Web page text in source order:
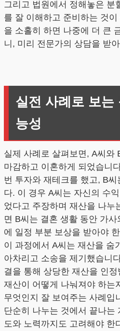
그리고 법원에서 정해놓은 분
를 잘 이해하고 준비하는 것
을 소홀히 하면 나중에 더 큰
니, 미리 전문가의 상담을 받
실전 사례로 보는
능성
실제 사례로 살펴보면, A씨와
마감하고 이혼하게 되었습니
번 투자와 재테크를 했고, B씨
다. 이 경우 A씨는 자신의 수
었다고 주장하며 재산을 나누
면 B씨는 결혼 생활 동안 가사
에 일정 부분 보상을 받아야
이 과정에서 A씨는 재산을 숨
아차리고 소송을 제기했습니
결을 통해 상당한 재산을 인
재산이 어떻게 나눠져야 하는
무엇인지 잘 보여주는 사례입
단순히 나누는 것에서 끝나는
도와 노력까지도 고려해야 한